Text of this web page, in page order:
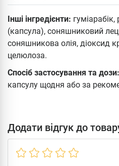
Інші інгредієнти:
(капсула), соняшниковий
соняшникова олія, діоксид
целюлоза.
Спосіб застосування та дози:
капсулу щодня або за
Додати відгук до